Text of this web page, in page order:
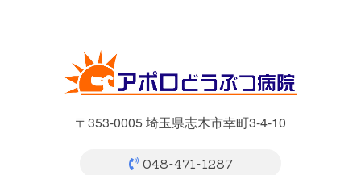
〒353-0005 埼玉県志木市幸町3-4-10
048-471-1287